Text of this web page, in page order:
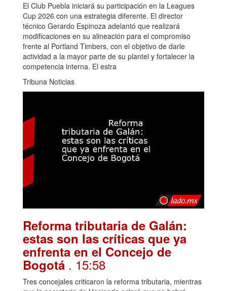
El Club Puebla iniciará su participación en la Leagues
Cup 2026 con una estrategia diferente. El director
técnico Gerardo Espinoza adelantó que realizará
modificaciones en su alineación para el compromiso
frente al Portland Timbers, con el objetivo de darle
actividad a la mayor parte de su plantel y fortalecer la
competencia interna. El estra
Tribuna Noticias
Reforma tributaria de Galán:
estas son las críticas que ya
enfrenta en el Concejo de
Bogotá . 15:58
Tres concejales criticaron la reforma tributaria, mientras